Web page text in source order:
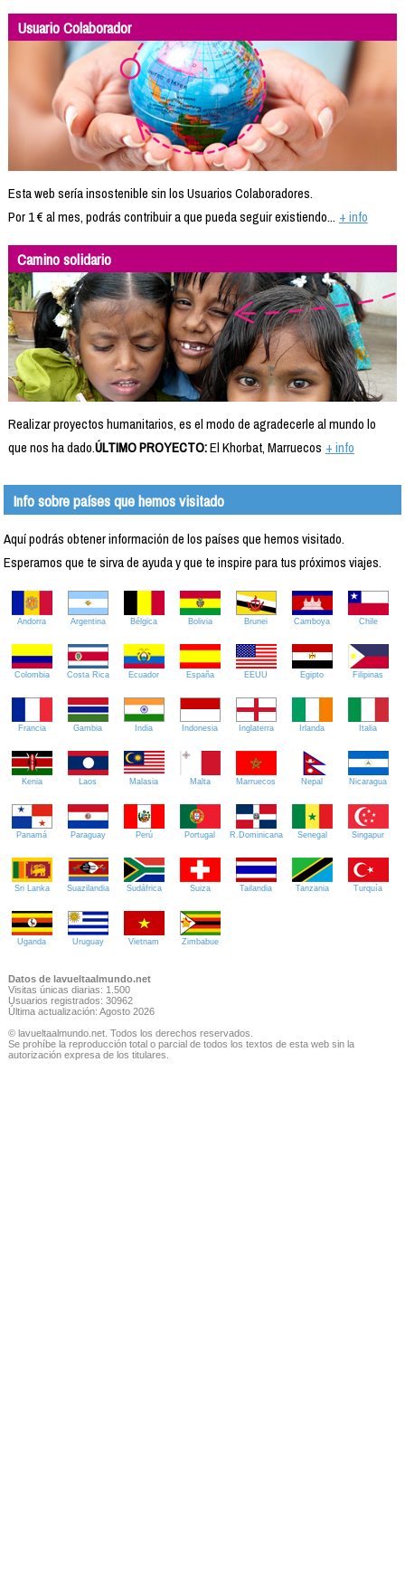
Usuario Colaborador
Esta web sería insostenible sin los Usuarios Colaboradores.
Por 1 € al mes, podrás contribuir a que pueda seguir existiendo... + info
Camino solidario
Realizar proyectos humanitarios, es el modo de agradecerle al mundo lo
que nos ha dado.ÚLTIMO PROYECTO:El Khorbat, Marruecos + info
Info sobre países que hemos visitado
Aquí podrás obtener información de los países que hemos visitado.
Esperamos que te sirva de ayuda y que te inspire para tus próximos viajes.
Andorra Argentina Bélgica Bolivia Brunei Camboya Chile
Colombia Costa Rica Ecuador España EEUU Egipto Filipinas
Francia Gambia India Indonesia Inglaterra Irlanda Italia
Kenia Laos Malasia Malta Marruecos Nepal Nicaragua
Panamá Paraguay Perú Portugal R.Dominicana Senegal Singapur
Sri Lanka Suazilandia Sudáfrica Suiza Tailandia Tanzania Turquía
Uganda Uruguay Vietnam Zimbabue
Datos de lavueltaalmundo.net
Visitas únicas diarias: 1.500
Usuarios registrados: 30962
Última actualización: Agosto 2026
© lavueltaalmundo.net. Todos los derechos reservados.
Se prohíbe la reproducción total o parcial de todos los textos de esta web sin la
autorización expresa de los titulares.